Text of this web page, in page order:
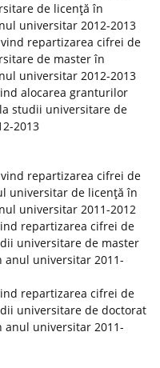
de licenţă în
universitar 2012-2013
repartizarea cifrei de
de master în
universitar 2012-2013
alocarea granturilor
studii universitare de
2013
repartizarea cifrei de
universitar de licenţă în
universitar 2011-2012
repartizarea cifrei de
universitare de master
universitar 2011-
repartizarea cifrei de
universitare de doctorat
universitar 2011-